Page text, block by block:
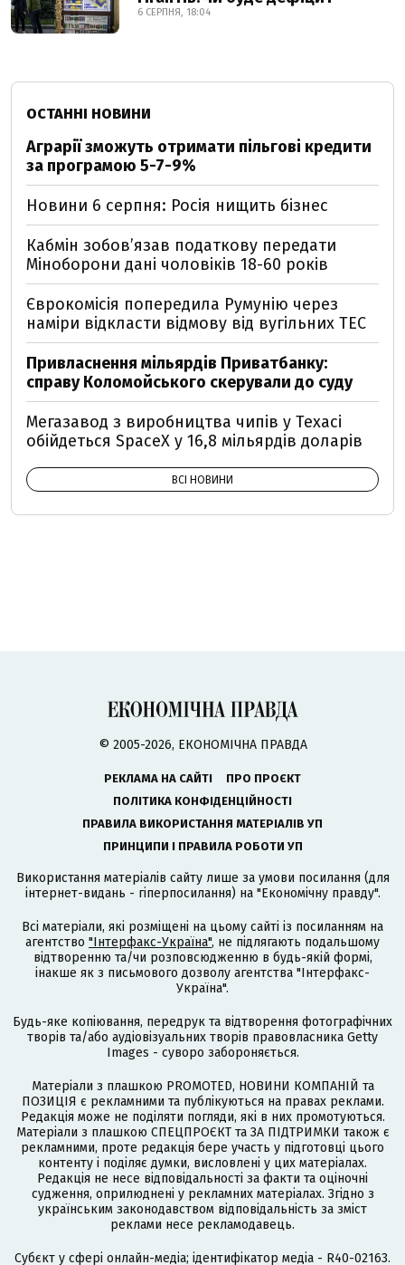
6 СЕРПНЯ, 18:04
ОСТАННІ НОВИНИ
Аграрії зможуть отримати пільгові кредити
за програмою 5-7-9%
Новини 6 серпня: Росія нищить бізнес
Кабмін зобовʼязав податкову передати
Міноборони дані чоловіків 18-60 років
Єврокомісія попередила Румунію через
наміри відкласти відмову від вугільних ТЕС
Привласнення мільярдів Приватбанку:
справу Коломойського скерували до суду
Мегазавод з виробництва чипів у Техасі
обійдеться SpaceX у 16,8 мільярдів доларів
ВСІ НОВИНИ
© 2005-2026, ЕКОНОМІЧНА ПРАВДА
РЕКЛАМА НА САЙТІ
ПРО ПРОЄКТ
ПОЛІТИКА КОНФІДЕНЦІЙНОСТІ
ПРАВИЛА ВИКОРИСТАННЯ МАТЕРІАЛІВ УП
ПРИНЦИПИ І ПРАВИЛА РОБОТИ УП
Використання матеріалів сайту лише за умови посилання (для
інтернет-видань - гіперпосилання) на "Економічну правду".
Всі матеріали, які розміщені на цьому сайті із посиланням на
агентство "Інтерфакс-Україна", не підлягають подальшому
відтворенню та/чи розповсюдженню в будь-якій формі,
інакше як з письмового дозволу агентства "Інтерфакс-
Україна".
Будь-яке копіювання, передрук та відтворення фотографічних
творів та/або аудіовізуальних творів правовласника Getty
Images - суворо забороняється.
Матеріали з плашкою PROMOTED, НОВИНИ КОМПАНІЙ та
ПОЗИЦІЯ є рекламними та публікуються на правах реклами.
Редакція може не поділяти погляди, які в них промотуються.
Матеріали з плашкою СПЕЦПРОЄКТ та ЗА ПІДТРИМКИ також є
рекламними, проте редакція бере участь у підготовці цього
контенту і поділяє думки, висловлені у цих матеріалах.
Редакція не несе відповідальності за факти та оціночні
судження, оприлюднені у рекламних матеріалах. Згідно з
українським законодавством відповідальність за зміст
реклами несе рекламодавець.
Cубєкт у сфері онлайн-медіа; ідентифікатор медіа - R40-02163.